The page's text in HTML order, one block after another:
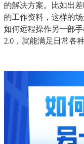
的解决方案。比如出
的工作资料，这样的
如何远程操作另一部
2.0，就能满足日常各